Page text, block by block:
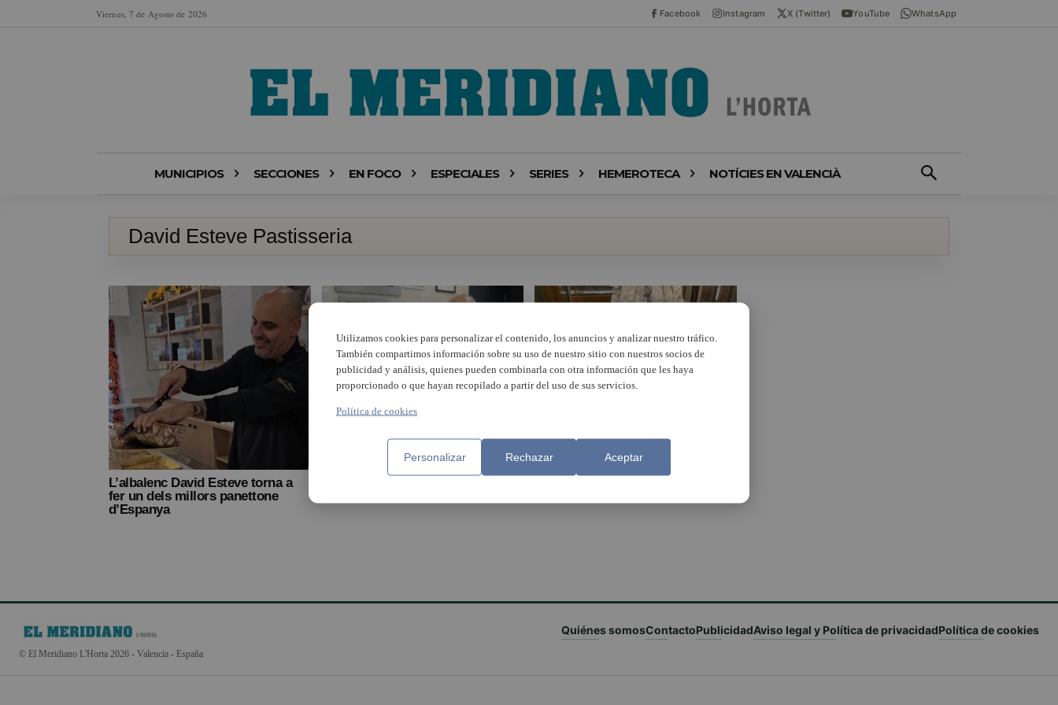
Viernes, 7 de Agosto de 2026 Facebook Instagram X (Twitter) YouTube WhatsApp
MUNICIPIOS SECCIONES EN FOCO ESPECIALES SERIES HEMEROTECA NOTÍCIES EN VALENCIÀ
David Esteve Pastisseria
L’albalenc David Esteve torna a
fer un dels millors panettone
d’Espanya
El tortell de Reis de David Esteve
Pastisseria entre els 12 millors
????? ?????? ??????????? ?
??????????? ????́? ??????? ??
?? ??????? ?? ???? ????́? ??? ?
© El Meridiano L'Horta 2026 - Valencia - España
Quiénes somosContactoPublicidadAviso legal y Política de privacidadPolítica de cookies
Utilizamos cookies para personalizar el contenido, los anuncios y analizar nuestro tráfico.
También compartimos información sobre su uso de nuestro sitio con nuestros socios de
publicidad y análisis, quienes pueden combinarla con otra información que les haya
proporcionado o que hayan recopilado a partir del uso de sus servicios.
Política de cookies
Personalizar Rechazar Aceptar